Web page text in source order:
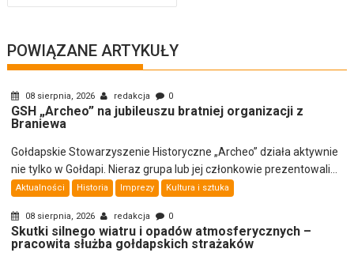
POWIĄZANE ARTYKUŁY
08 sierpnia, 2026 redakcja 0
GSH „Archeo” na jubileuszu bratniej organizacji z
Braniewa
Gołdapskie Stowarzyszenie Historyczne „Archeo” działa aktywnie
nie tylko w Gołdapi. Nieraz grupa lub jej członkowie prezentowali...
Aktualności Historia Imprezy Kultura i sztuka
08 sierpnia, 2026 redakcja 0
Skutki silnego wiatru i opadów atmosferycznych –
pracowita służba gołdapskich strażaków